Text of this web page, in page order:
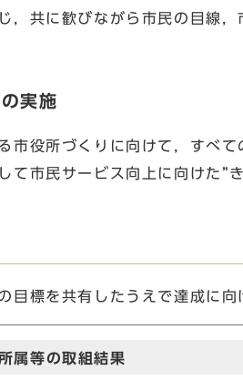
共に歓びながら市民の目線
実施
役所づくりに向けて，すべ
て市民サービス向上に向けた”
標を共有したうえで達成に向
等の取組結果